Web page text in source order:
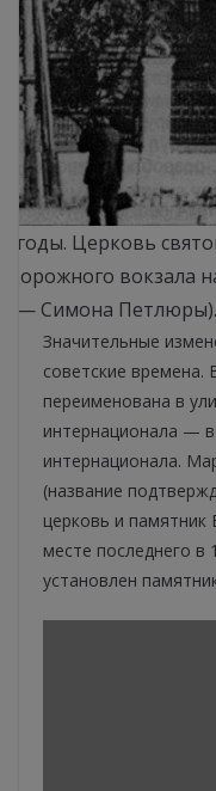
годы. Церковь
вокзала
— Симона Петлюры).
Значительные
советские времена.
переименована в
интернационала —
интернационала.
(название
церковь и
месте последнего в
установлен